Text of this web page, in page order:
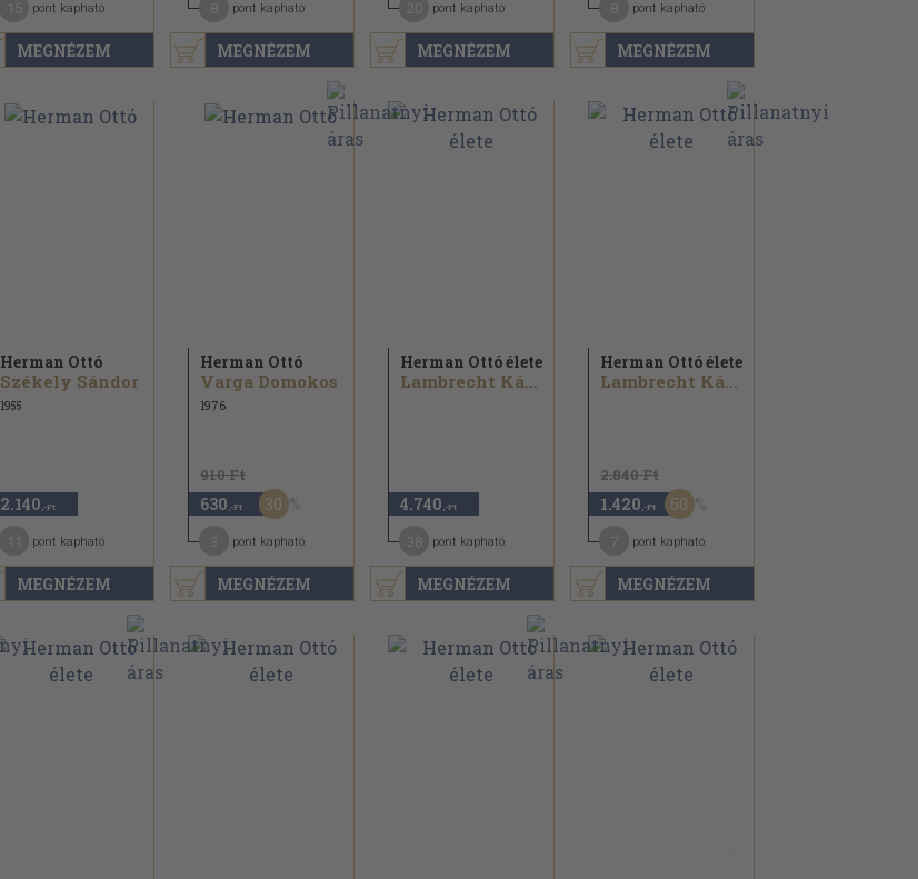
MEGNÉZEM
pont kapható
MEGNÉZEM
pont kapható
MEGNÉZEM
pont kapható
MEGNÉZEM
pont kapható
MEGNÉZEM
Herman Ottó
Székely Sándor
1955
2.140 ,-Ft
pont kapható
MEGNÉZEM
Herman Ottó
Varga Domokos
1976
910 Ft
630 ,-Ft 30
pont kapható
MEGNÉZEM
Herman Ottó élete
Lambrecht Kálmán
4.740 ,-Ft
pont kapható
MEGNÉZEM
Herman Ottó élete
Lambrecht Kálmán
2.840 Ft
1.420 ,-Ft 50
pont kapható